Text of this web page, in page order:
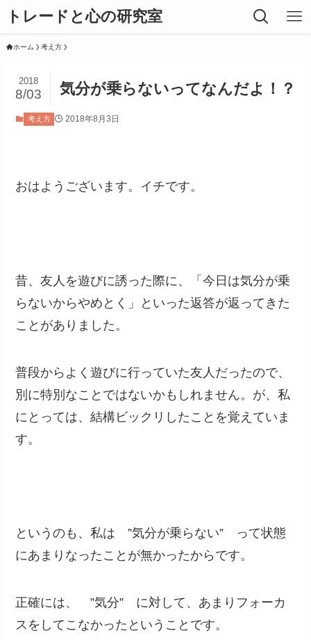
トレードと心の研究室
ホーム 考え方
気分が乗らないってなんだよ！？
2018
8/03
考え方 2018年8月3日
おはようございます。イチです。
昔、友人を遊びに誘った際に、「今日は気分が乗
らないからやめとく」といった返答が返ってきた
ことがありました。
普段からよく遊びに行っていた友人だったので、
別に特別なことではないかもしれません。が、私
にとっては、結構ビックリしたことを覚えていま
す。
というのも、私は ”気分が乗らない” って状態
にあまりなったことが無かったからです。
正確には、 ”気分” に対して、あまりフォーカ
スをしてこなかったということです。